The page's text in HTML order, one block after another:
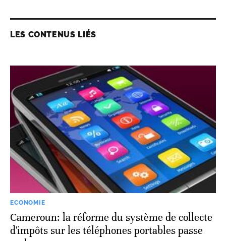
LES CONTENUS LIÉS
ECONOMIE
Cameroun: la réforme du système de collecte
d'impôts sur les téléphones portables passe